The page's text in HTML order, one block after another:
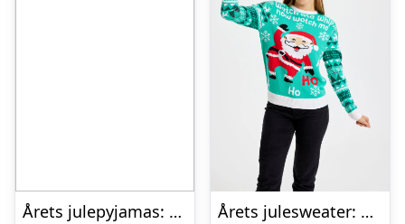
Årets julepyjamas: Valentines Pyjamas Hvid – herre / mænd.
Årets julesweater: Watch Me Whip – dame / kvinder. Ugly Christmas Sweater lavet i Danmark